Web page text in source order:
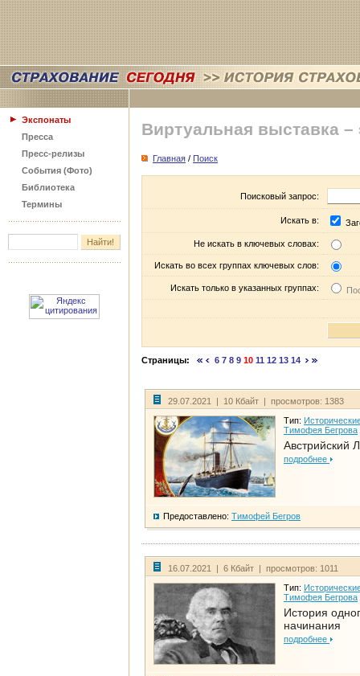
Экспонаты
Пресса
Пресс-релизы
События (Фото)
Библиотека
Термины
Виртуальная выставка –
Главная / Поиск
Поисковый запрос:
Искать в:
Не искать в ключевых словах:
Искать во всех группах ключевых слов:
Искать только в указанных группах:
Страницы: 6 7 8 9 10 11 12 13 14
29.07.2021 | 10 Кбайт | просмотров: 1383
Тип:
Тимофея Бегрова
Австрийский
подробнее
Предоставлено: Тимофей Бегров
16.07.2021 | 6 Кбайт | просмотров: 1011
Тип:
Тимофея Бегрова
История
начинания
подробнее